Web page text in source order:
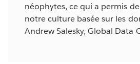
néophytes, ce qui a permis
notre culture basée sur les
Andrew Salesky, Global Data